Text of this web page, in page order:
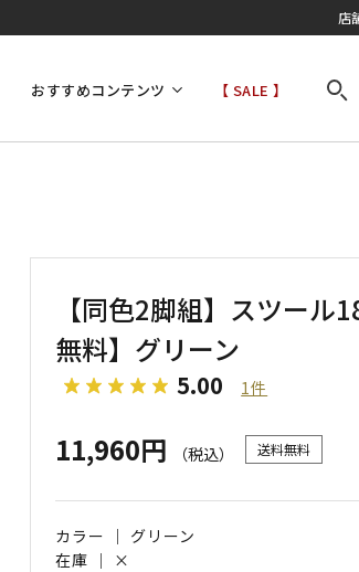
店
おすすめコンテンツ 【 SALE 】
【同色2脚組】スツール
無料】グリーン
5.00 1件
11,960円 （税込） 送料無料
カラー ｜ グリーン
在庫 ｜ ×